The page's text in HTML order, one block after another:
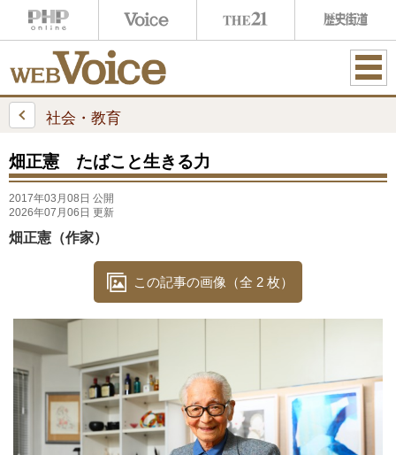
ME
社会・教育
畑正憲 たばこと生きる力
2017年03月08日 公開
2026年07月06日 更新
畑正憲（作家）
この記事の画像（全 2 枚）